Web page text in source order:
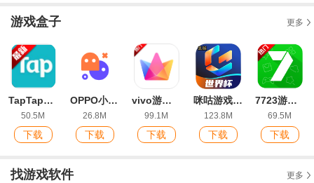
游戏盒子 更多
TapTap2026正版安装包
50.5M
下载
OPPO小游戏App最新版
26.8M
下载
vivo游戏中心app最新版本2026
99.1M
下载
咪咕游戏平台最新版本
123.8M
下载
7723游戏盒子2026最新版
69.5M
下载
找游戏软件 更多